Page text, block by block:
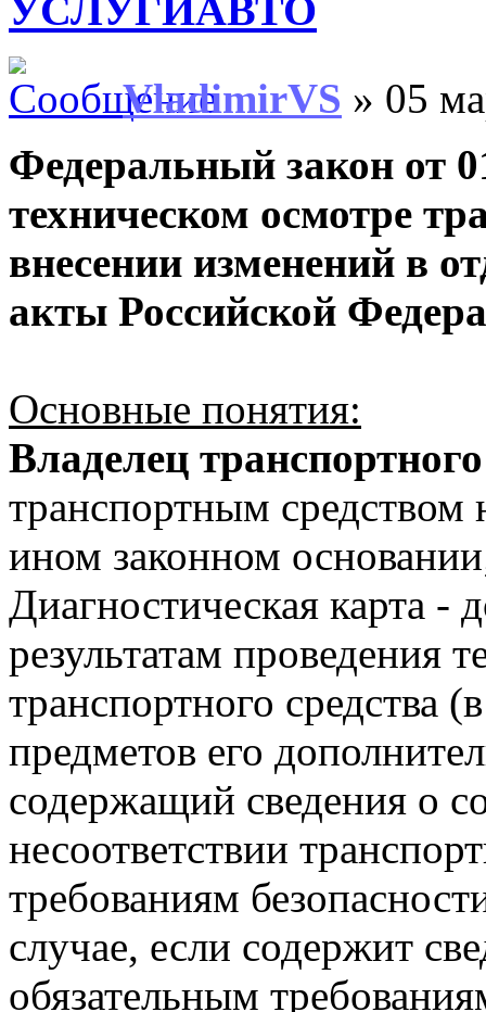
УСЛУГИАВТО
VladimirVS » 05
Федеральный закон от
техническом осмотре
внесении изменений в
акты Российской
Основные понятия:
Владелец
транспортным средством
ином законном
Диагностическая карта
результатам проведения
транспортного средства
предметов его
содержащий сведения о
несоответствии
требованиям
случае, если содержит
обязательным